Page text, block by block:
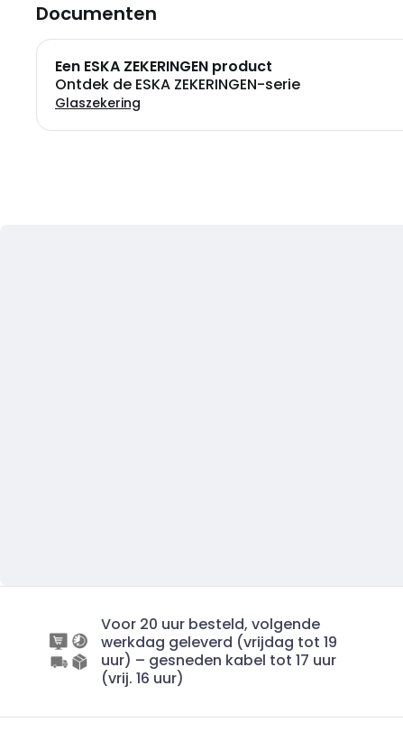
Documenten
Een ESKA ZEKERINGEN product
Ontdek de ESKA ZEKERINGEN-serie
Glaszekering
Voor 20 uur besteld, volgende
werkdag geleverd (vrijdag tot 19
uur) – gesneden kabel tot 17 uur
(vrij. 16 uur)